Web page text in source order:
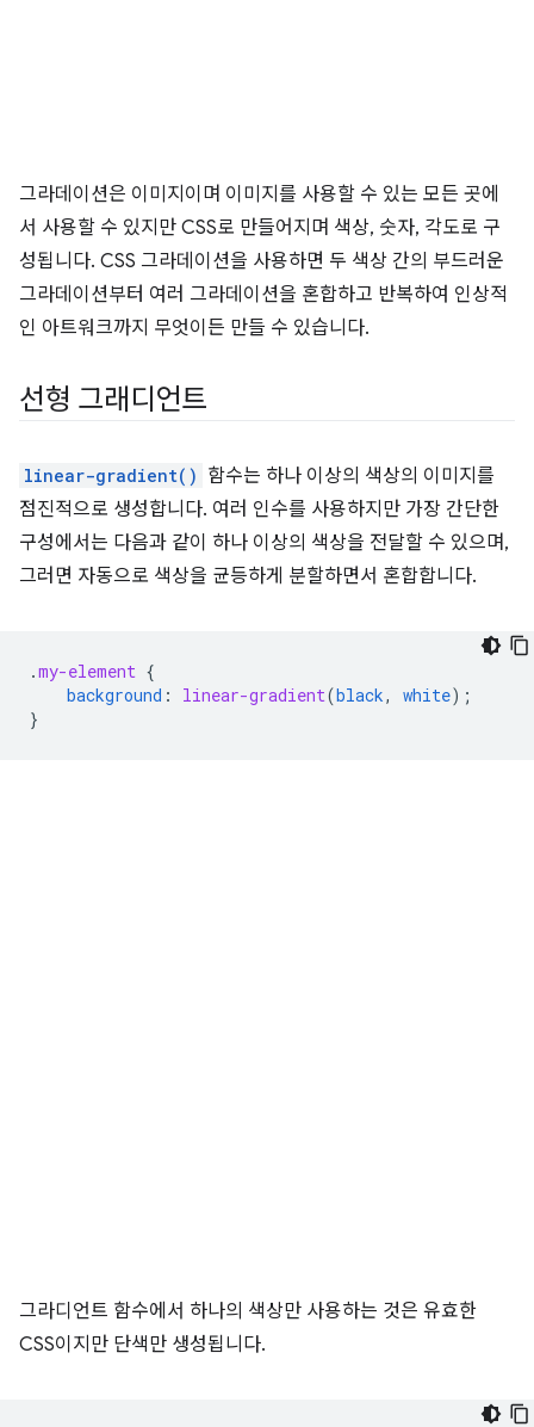
그라데이션은 이미지이며 이미지를 사용할 수 있는 모든 곳에
서 사용할 수 있지만 CSS로 만들어지며 색상, 숫자, 각도로 구
성됩니다. CSS 그라데이션을 사용하면 두 색상 간의 부드러운
그라데이션부터 여러 그라데이션을 혼합하고 반복하여 인상적
인 아트워크까지 무엇이든 만들 수 있습니다.
선형 그래디언트
linear-gradient() 함수는 하나 이상의 색상의 이미지를
점진적으로 생성합니다. 여러 인수를 사용하지만 가장 간단한
구성에서는 다음과 같이 하나 이상의 색상을 전달할 수 있으며,
그러면 자동으로 색상을 균등하게 분할하면서 혼합합니다.
.my-element {
background : linear-gradient(black, white);
}
그라디언트 함수에서 하나의 색상만 사용하는 것은 유효한
CSS이지만 단색만 생성됩니다.